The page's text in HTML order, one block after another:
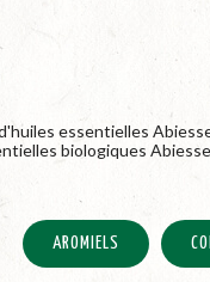
essentielles
biologiques
AROMIELS